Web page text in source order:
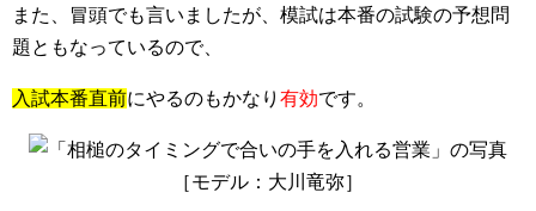
また、冒頭でも言いましたが、模試は本番の試験の予想問
題ともなっているので、
入試本番直前にやるのもかなり 有効です。